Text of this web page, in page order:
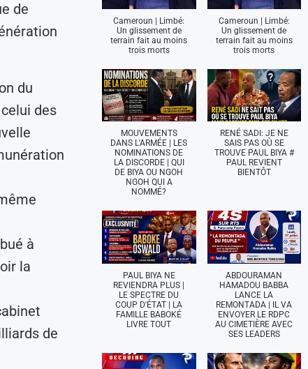
de
du
des
à
la
de
Cameroun | Limbé:
Un glissement de
terrain fait au moins
trois morts
Cameroun | Limbé:
Un glissement de
terrain fait au moins
trois morts
MOUVEMENTS
DANS L'ARMÉE | LES
NOMINATIONS DE
LA DISCORDE | QUI
DE BIYA OU NGOH
NGOH QUI A
NOMMÉ?
RENÉ SADI: JE NE
SAIS PAS OÙ SE
TROUVE PAUL BIYA #
PAUL REVIENT
BIENTÔT
PAUL BIYA NE
REVIENDRA PLUS |
LE SPECTRE DU
COUP D'ÉTAT | LA
FAMILLE BABOKÉ
LIVRE TOUT
ABDOURAMAN
HAMADOU BABBA
LANCE LA
REMONTADA | IL VA
ENVOYER LE RDPC
AU CIMETIÈRE AVEC
SES LEADERS